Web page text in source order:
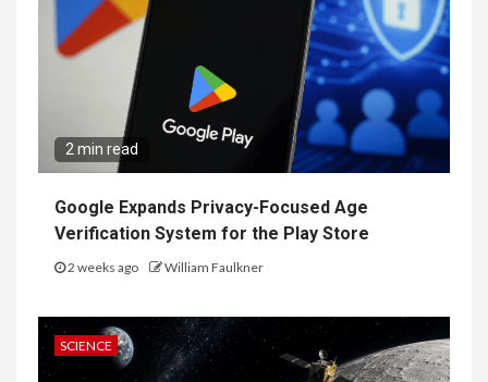
2 min read
Google Expands Privacy-Focused Age
Verification System for the Play Store
2 weeks ago William Faulkner
SCIENCE